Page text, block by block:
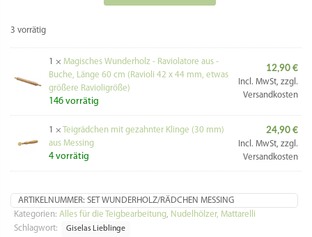
(1 Drehung mit dem Ravioliholz ergibt lt. Herstellerangabe
Es gibt viele Möglichkeiten Ravioli herzustellen. Die
Menschen auf Sardinien haben eine besonders effiziente Art
mit ihrer sardischen Wunderrolle gefunden.
So funktioniert die Arbeit mit einem Raviolirollholz:
Den Nudelteig rollt man mit einem Nudelholz aus.
Idealerweise dünner als 1 mm, perfekt ist eine Dicke von ca.
0,5 mm – 0,8 mm. Allerdings je dünner der Teig ist, desto